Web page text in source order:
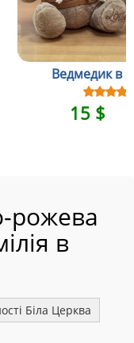
Ведмедик в
15 $
рожева
в
Біла Церква